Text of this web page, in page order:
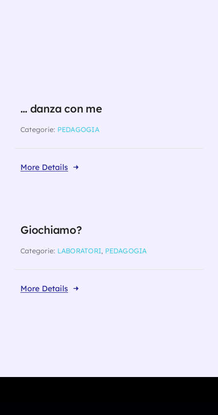
… danza con me
Categorie: PEDAGOGIA
More Details
Giochiamo?
Categorie: LABORATORI, PEDAGOGIA
More Details